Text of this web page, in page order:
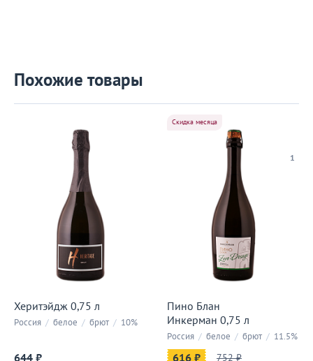
Похожие товары
Херитэйдж 0,75 л
Россия / белое / брют / 10%
644 ₽
1
Скидка месяца
Пино Блан
Инкерман 0,75 л
Россия / белое / брют / 11.5%
616 ₽ 752 ₽